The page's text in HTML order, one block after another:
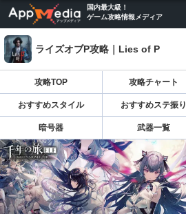
国内最大級！
ゲーム攻略情報メディア
ライズオブP攻略｜Lies of P
攻略TOP 攻略チャート
おすすめスタイル おすすめステ振り
暗号器 武器一覧